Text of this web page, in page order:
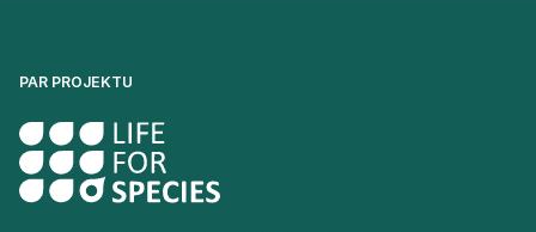
PAR PROJEKTU